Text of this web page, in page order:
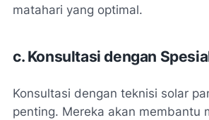
matahari yang optimal.
c. Konsultasi dengan
Konsultasi dengan teknisi solar
penting. Mereka akan membantu